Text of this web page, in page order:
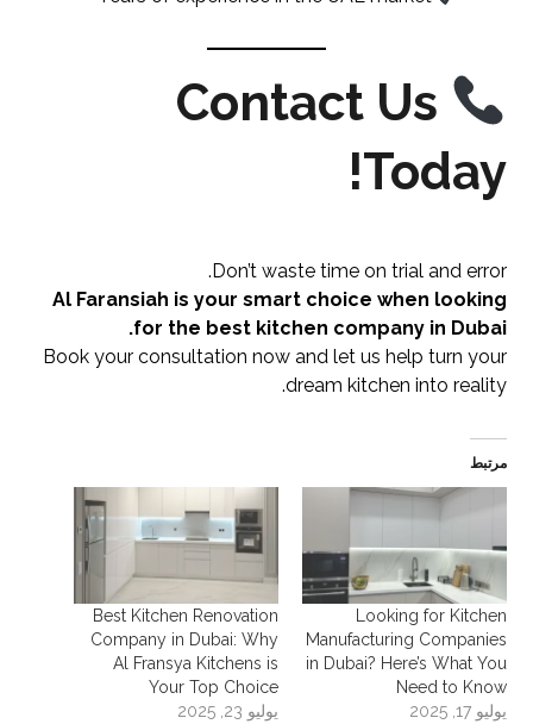
Contact Us
Today!
Don’t waste time on trial and error.
Al Faransiah is your smart choice when looking
for the best kitchen company in Dubai.
Book your consultation now and let us help turn your
dream kitchen into reality.
مرتبط
Looking for Kitchen
Manufacturing Companies
in Dubai? Here’s What You
Need to Know
يوليو 17, 2025
Best Kitchen Renovation
Company in Dubai: Why
Al Fransya Kitchens is
Your Top Choice
يوليو 23, 2025